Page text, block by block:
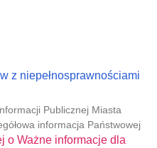
z niepełnosprawnościami
Publicznej Miasta
informacja Państwowej
o Ważne informacje dla